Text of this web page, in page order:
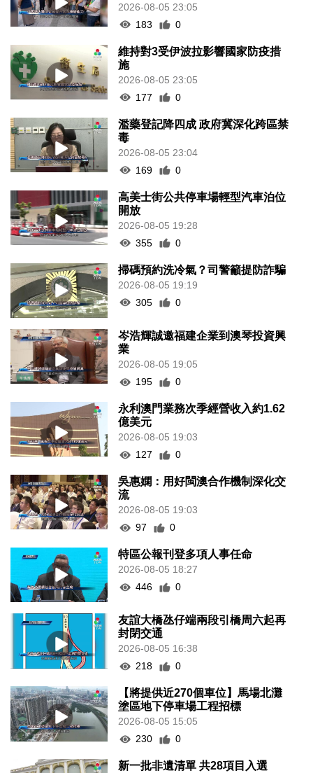
2026-08-05 23:05
183
0
維持對3受伊波拉影響國家防疫措
施
2026-08-05 23:05
177
0
濫藥登記降四成 政府冀深化跨區禁
毒
2026-08-05 23:04
169
0
高美士街公共停車場輕型汽車泊位
開放
2026-08-05 19:28
355
0
掃碼預約洗冷氣？司警籲提防詐騙
2026-08-05 19:19
305
0
岑浩輝誠邀福建企業到澳琴投資興
業
2026-08-05 19:05
195
0
永利澳門業務次季經營收入約1.62
億美元
2026-08-05 19:03
127
0
吳惠嫻：用好閩澳合作機制深化交
流
2026-08-05 19:03
97
0
特區公報刊登多項人事任命
2026-08-05 18:27
446
0
友誼大橋氹仔端兩段引橋周六起再
封閉交通
2026-08-05 16:38
218
0
【將提供近270個車位】馬場北灘
塗區地下停車場工程招標
2026-08-05 15:05
230
0
新一批非遺清單 共28項目入選